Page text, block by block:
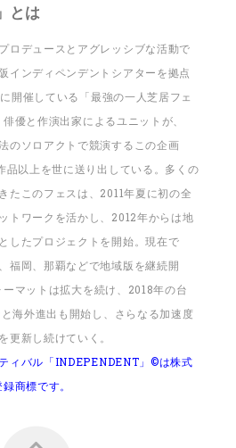
とは
ロデュースとアグレッシブな活動で
インディペンデントシアターを拠点
開催している「最強の一人芝居フェ
優と作演出家によるユニットが、
のソロアクトで競演するこの企画
品以上を世に送り出している。多くの
たこのフェスは、2011年夏に初の全
トワークを活かし、2012年からは地
したプロジェクトを開始。現在で
福岡、那覇などで地域版を継続開
マットは拡大を続け、2018年の台
海外進出も開始し、さらなる加速度
更新し続けていく。
ィバル「INDEPENDENT」©は株式
商標です。